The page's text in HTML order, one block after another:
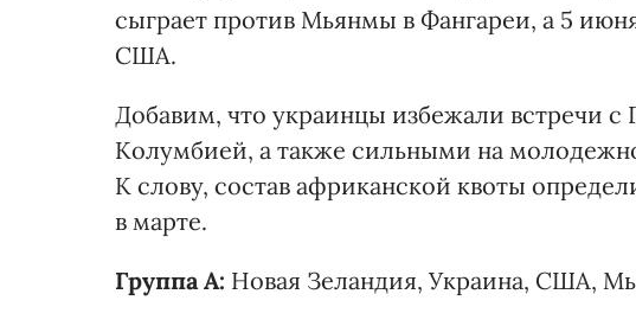
сыграет против Мьянмы в Фангареи, а 5
США.
Добавим, что украинцы избежали встречи
Колумбией, а также сильными на
К слову, состав африканской квоты
в марте.
Группа А: Новая Зеландия, Украина, США,